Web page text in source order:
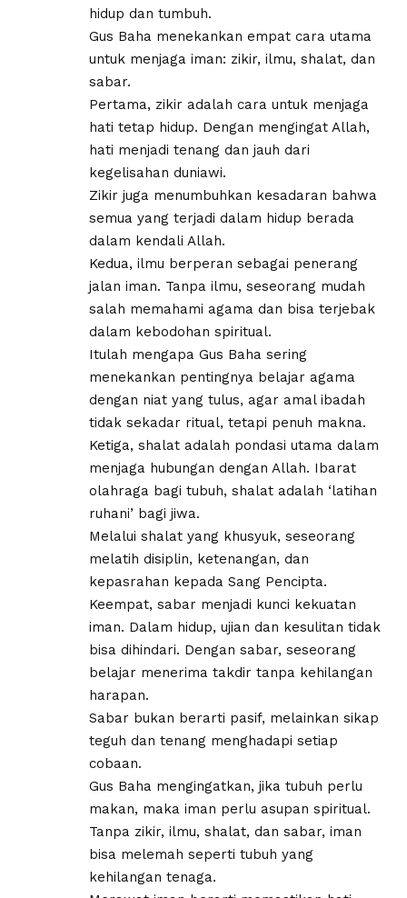
hidup dan tumbuh.
Gus Baha menekankan empat cara utama
untuk menjaga iman: zikir, ilmu, shalat, dan
sabar.
Pertama, zikir adalah cara untuk menjaga
hati tetap hidup. Dengan mengingat Allah,
hati menjadi tenang dan jauh dari
kegelisahan duniawi.
Zikir juga menumbuhkan kesadaran bahwa
semua yang terjadi dalam hidup berada
dalam kendali Allah.
Kedua, ilmu berperan sebagai penerang
jalan iman. Tanpa ilmu, seseorang mudah
salah memahami agama dan bisa terjebak
dalam kebodohan spiritual.
Itulah mengapa Gus Baha sering
menekankan pentingnya belajar agama
dengan niat yang tulus, agar amal ibadah
tidak sekadar ritual, tetapi penuh makna.
Ketiga, shalat adalah pondasi utama dalam
menjaga hubungan dengan Allah. Ibarat
olahraga bagi tubuh, shalat adalah ‘latihan
ruhani’ bagi jiwa.
Melalui shalat yang khusyuk, seseorang
melatih disiplin, ketenangan, dan
kepasrahan kepada Sang Pencipta.
Keempat, sabar menjadi kunci kekuatan
iman. Dalam hidup, ujian dan kesulitan tidak
bisa dihindari. Dengan sabar, seseorang
belajar menerima takdir tanpa kehilangan
harapan.
Sabar bukan berarti pasif, melainkan sikap
teguh dan tenang menghadapi setiap
cobaan.
Gus Baha mengingatkan, jika tubuh perlu
makan, maka iman perlu asupan spiritual.
Tanpa zikir, ilmu, shalat, dan sabar, iman
bisa melemah seperti tubuh yang
kehilangan tenaga.